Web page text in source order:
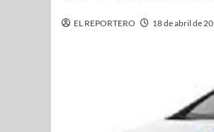
EL REPORTERO 18 de abril de